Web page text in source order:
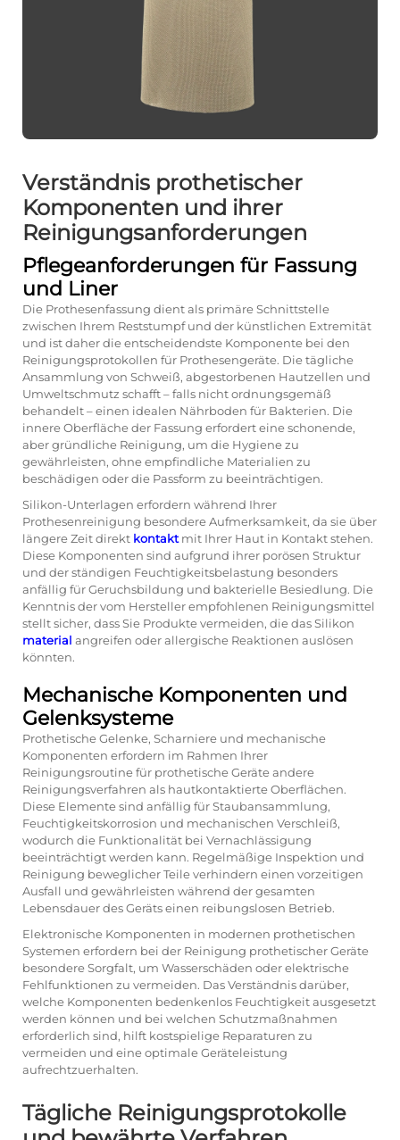
Verständnis prothetischer
Komponenten und ihrer
Reinigungsanforderungen
Pflegeanforderungen für Fassung
und Liner
Die Prothesenfassung dient als primäre Schnittstelle
zwischen Ihrem Reststumpf und der künstlichen Extremität
und ist daher die entscheidendste Komponente bei den
Reinigungsprotokollen für Prothesengeräte. Die tägliche
Ansammlung von Schweiß, abgestorbenen Hautzellen und
Umweltschmutz schafft – falls nicht ordnungsgemäß
behandelt – einen idealen Nährboden für Bakterien. Die
innere Oberfläche der Fassung erfordert eine schonende,
aber gründliche Reinigung, um die Hygiene zu
gewährleisten, ohne empfindliche Materialien zu
beschädigen oder die Passform zu beeinträchtigen.
Silikon-Unterlagen erfordern während Ihrer
Prothesenreinigung besondere Aufmerksamkeit, da sie über
längere Zeit direkt kontakt mit Ihrer Haut in Kontakt stehen.
Diese Komponenten sind aufgrund ihrer porösen Struktur
und der ständigen Feuchtigkeitsbelastung besonders
anfällig für Geruchsbildung und bakterielle Besiedlung. Die
Kenntnis der vom Hersteller empfohlenen Reinigungsmittel
stellt sicher, dass Sie Produkte vermeiden, die das Silikon
material angreifen oder allergische Reaktionen auslösen
könnten.
Mechanische Komponenten und
Gelenksysteme
Prothetische Gelenke, Scharniere und mechanische
Komponenten erfordern im Rahmen Ihrer
Reinigungsroutine für prothetische Geräte andere
Reinigungsverfahren als hautkontaktierte Oberflächen.
Diese Elemente sind anfällig für Staubansammlung,
Feuchtigkeitskorrosion und mechanischen Verschleiß,
wodurch die Funktionalität bei Vernachlässigung
beeinträchtigt werden kann. Regelmäßige Inspektion und
Reinigung beweglicher Teile verhindern einen vorzeitigen
Ausfall und gewährleisten während der gesamten
Lebensdauer des Geräts einen reibungslosen Betrieb.
Elektronische Komponenten in modernen prothetischen
Systemen erfordern bei der Reinigung prothetischer Geräte
besondere Sorgfalt, um Wasserschäden oder elektrische
Fehlfunktionen zu vermeiden. Das Verständnis darüber,
welche Komponenten bedenkenlos Feuchtigkeit ausgesetzt
werden können und bei welchen Schutzmaßnahmen
erforderlich sind, hilft kostspielige Reparaturen zu
vermeiden und eine optimale Geräteleistung
aufrechtzuerhalten.
Tägliche Reinigungsprotokolle